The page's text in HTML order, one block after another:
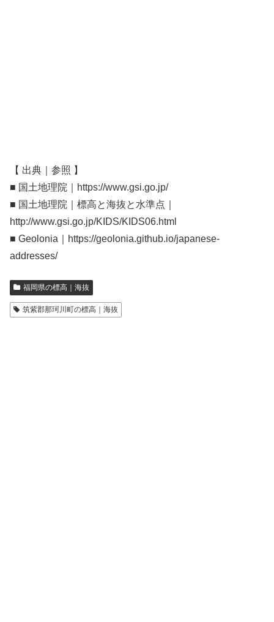
【 出典｜参照 】
■ 国土地理院｜https://www.gsi.go.jp/
■ 国土地理院｜標高と海抜と水準点｜
http://www.gsi.go.jp/KIDS/KIDS06.html
■ Geolonia｜https://geolonia.github.io/japanese-
addresses/
福岡県の標高｜海抜
筑紫郡那珂川町の標高｜海抜